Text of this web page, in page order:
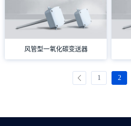
风管型一氧化碳变送器
1 2